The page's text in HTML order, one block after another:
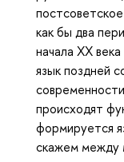
как бы два
начала XX
язык поздней
происходят
формируется
скажем между